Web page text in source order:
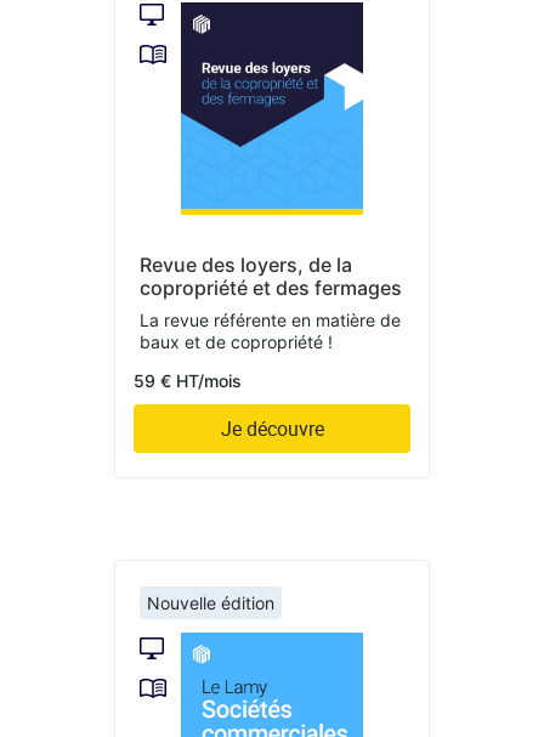
Revue des loyers, de la
copropriété et des fermages
La revue référente en matière de
baux et de copropriété !
59 € HT/mois
Je découvre
Nouvelle édition